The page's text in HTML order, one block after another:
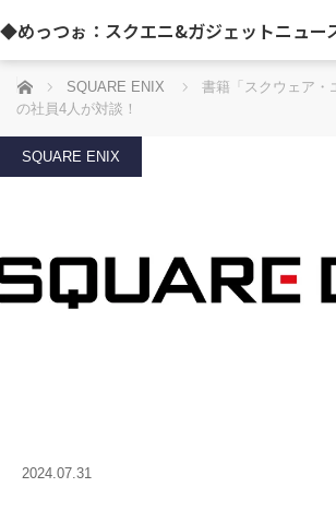
◆めっつぉ：スクエニ&ガジェットニュー
ホーム SQUARE ENIX
書籍「スクウェア・
の社員4人が対談！
SQUARE ENIX
2024.07.31